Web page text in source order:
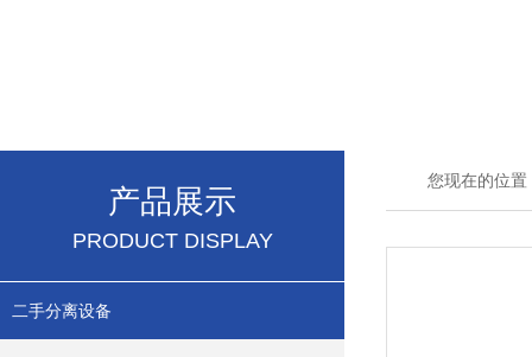
产品展示
PRODUCT DISPLAY
二手分离设备
您现在的位置